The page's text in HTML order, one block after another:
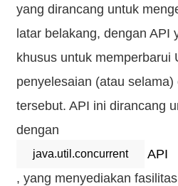
yang dirancang untuk
latar belakang, dengan API
khusus untuk memperbarui
penyelesaian (atau
tersebut. API ini dirancang
dengan
java.util.concurrent
API
, yang menyediakan